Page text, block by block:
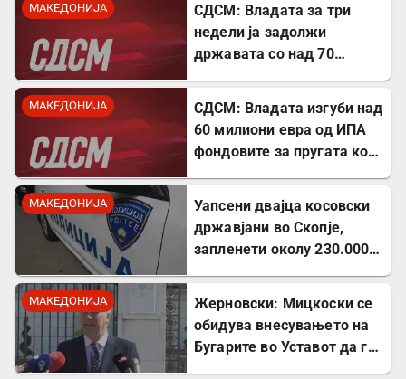
МАКЕДОНИЈА
СДСМ: Владата за три
недели ја задолжи
државата со над 70
МАКЕДОНИЈА
СДСМ: Владата изгуби над
60 милиони евра од ИПА
фондовите за пругата кон
МАКЕДОНИЈА
Уапсени двајца косовски
државјани во Скопје,
запленети околу 230.000
МАКЕДОНИЈА
Жерновски: Мицкоски се
обидува внесувањето на
Бугарите во Уставот да го